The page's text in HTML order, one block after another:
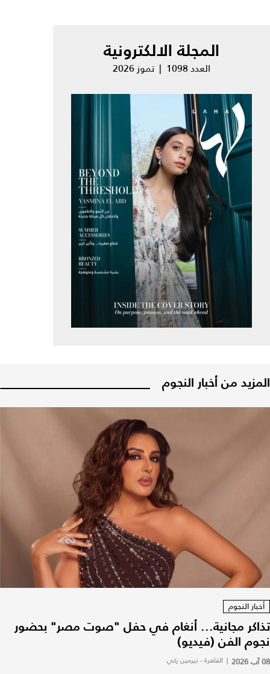
المجلة الالكترونية
العدد 1098 | تموز 2026
المزيد من أخبار النجوم
أخبار النجوم
تذاكر مجانية... أنغام في حفل "صوت مصر" بحضور
نجوم الفن (فيديو)
08 آب 2026 | القاهرة - نيرمين زكي